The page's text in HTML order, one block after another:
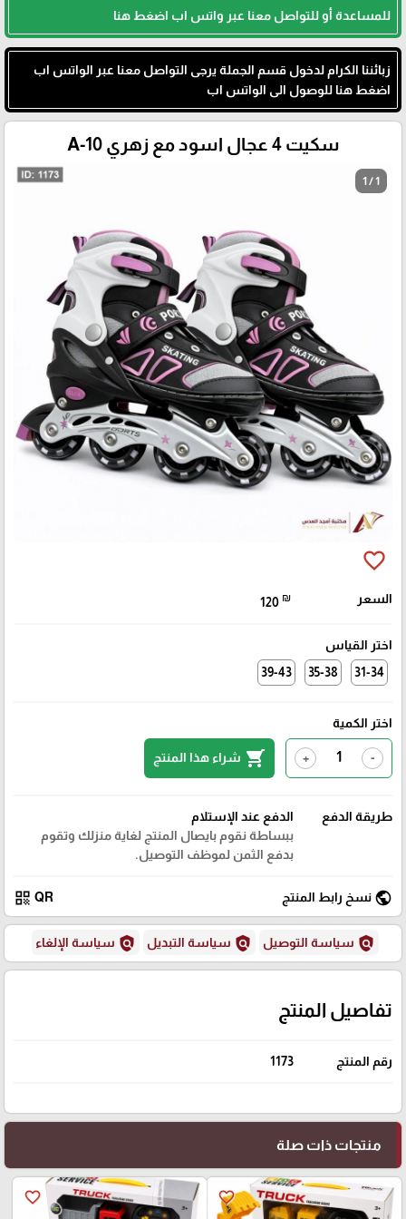
للمساعدة أو للتواصل معنا عبر واتس اب اضغط هنا
زبائننا الكرام لدخول قسم الجملة يرجى التواصل معنا عبر الواتس اب
اضغط هنا للوصول الى الواتس اب
سكيت 4 عجال اسود مع زهري A-10
1 / 1
favorite_border
السعر 120 ₪
اختر القياس
31-34
35-38
39-43
اختر الكمية
-
+
shopping_cart شراء هذا المنتج
طريقة الدفع
الدفع عند الإستلام
ببساطة نقوم بايصال المنتج لغاية منزلك وتقوم
بدفع الثمن لموظف التوصيل.
public نسخ رابط المنتج QR
qr_code
policy سياسة التوصيل policy سياسة التبديل policy سياسة الإلغاء
تفاصيل المنتج
رقم المنتج 1173
منتجات ذات صلة
favorite_border
favorite_border